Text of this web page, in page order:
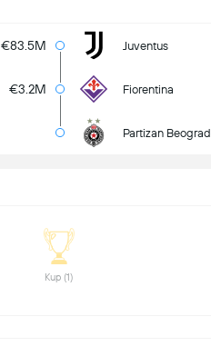
€83.5M Juventus
€3.2M Fiorentina
Partizan Beograd